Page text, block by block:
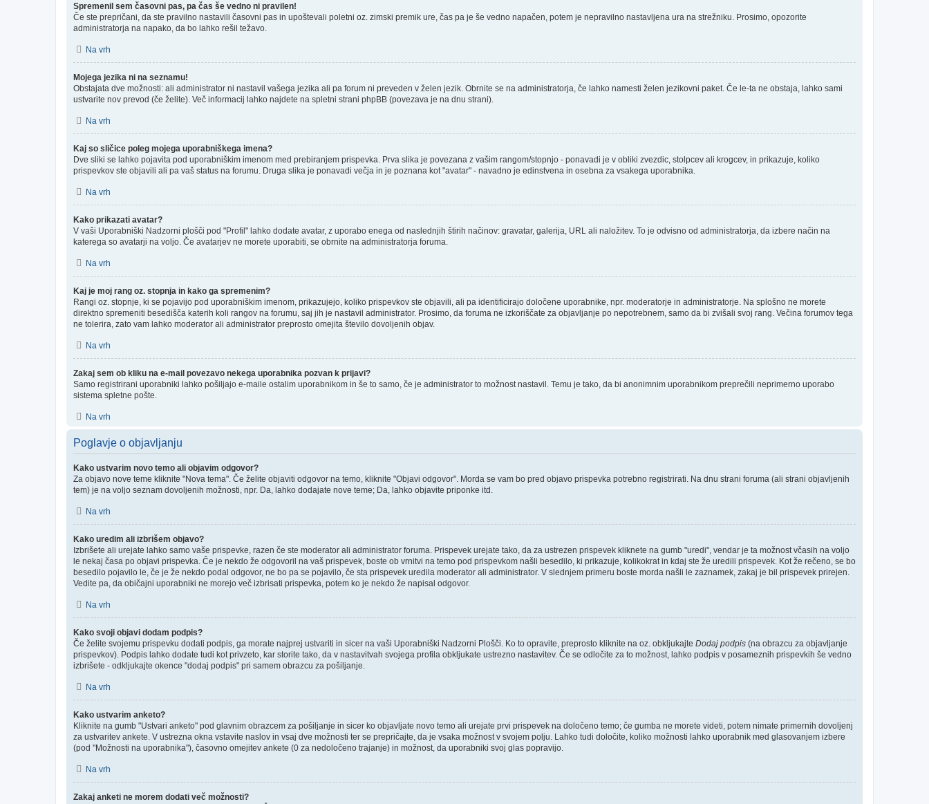
Spremenil sem časovni pas, pa čas še vedno ni pravilen!
Če ste prepričani, da ste pravilno nastavili časovni pas in upoštevali poletni oz. zimski premik ure, čas pa je še vedno napačen, potem je nepravilno nastavljena ura na strežniku. Prosimo, opozorite
administratorja na napako, da bo lahko rešil težavo.
Na vrh
Mojega jezika ni na seznamu!
Obstajata dve možnosti: ali administrator ni nastavil vašega jezika ali pa forum ni preveden v želen jezik. Obrnite se na administratorja, če lahko namesti želen jezikovni paket. Če le-ta ne obstaja, lahko sami
ustvarite nov prevod (če želite). Več informacij lahko najdete na spletni strani phpBB (povezava je na dnu strani).
Na vrh
Kaj so sličice poleg mojega uporabniškega imena?
Dve sliki se lahko pojavita pod uporabniškim imenom med prebiranjem prispevka. Prva slika je povezana z vašim rangom/stopnjo - ponavadi je v obliki zvezdic, stolpcev ali krogcev, in prikazuje, koliko
prispevkov ste objavili ali pa vaš status na forumu. Druga slika je ponavadi večja in je poznana kot "avatar" - navadno je edinstvena in osebna za vsakega uporabnika.
Na vrh
Kako prikazati avatar?
V vaši Uporabniški Nadzorni plošči pod "Profil" lahko dodate avatar, z uporabo enega od naslednjih štirih načinov: gravatar, galerija, URL ali naložitev. To je odvisno od administratorja, da izbere način na
katerega so avatarji na voljo. Če avatarjev ne morete uporabiti, se obrnite na administratorja foruma.
Na vrh
Kaj je moj rang oz. stopnja in kako ga spremenim?
Rangi oz. stopnje, ki se pojavijo pod uporabniškim imenom, prikazujejo, koliko prispevkov ste objavili, ali pa identificirajo določene uporabnike, npr. moderatorje in administratorje. Na splošno ne morete
direktno spremeniti besedišča katerih koli rangov na forumu, saj jih je nastavil administrator. Prosimo, da foruma ne izkoriščate za objavljanje po nepotrebnem, samo da bi zvišali svoj rang. Večina forumov tega
ne tolerira, zato vam lahko moderator ali administrator preprosto omejita število dovoljenih objav.
Na vrh
Zakaj sem ob kliku na e-mail povezavo nekega uporabnika pozvan k prijavi?
Samo registrirani uporabniki lahko pošiljajo e-maile ostalim uporabnikom in še to samo, če je administrator to možnost nastavil. Temu je tako, da bi anonimnim uporabnikom preprečili neprimerno uporabo
sistema spletne pošte.
Na vrh
Poglavje o objavljanju
Kako ustvarim novo temo ali objavim odgovor?
Za objavo nove teme kliknite "Nova tema". Če želite objaviti odgovor na temo, kliknite "Objavi odgovor". Morda se vam bo pred objavo prispevka potrebno registrirati. Na dnu strani foruma (ali strani objavljenih
tem) je na voljo seznam dovoljenih možnosti, npr. Da, lahko dodajate nove teme; Da, lahko objavite priponke itd.
Na vrh
Kako uredim ali izbrišem objavo?
Izbrišete ali urejate lahko samo vaše prispevke, razen če ste moderator ali administrator foruma. Prispevek urejate tako, da za ustrezen prispevek kliknete na gumb "uredi", vendar je ta možnost včasih na voljo
le nekaj časa po objavi prispevka. Če je nekdo že odgovoril na vaš prispevek, boste ob vrnitvi na temo pod prispevkom našli besedilo, ki prikazuje, kolikokrat in kdaj ste že uredili prispevek. Kot že rečeno, se bo
besedilo pojavilo le, če je že nekdo podal odgovor, ne bo pa se pojavilo, če sta prispevek uredila moderator ali administrator. V slednjem primeru boste morda našli le zaznamek, zakaj je bil prispevek prirejen.
Vedite pa, da običajni uporabniki ne morejo več izbrisati prispevka, potem ko je nekdo že napisal odgovor.
Na vrh
Kako svoji objavi dodam podpis?
Če želite svojemu prispevku dodati podpis, ga morate najprej ustvariti in sicer na vaši Uporabniški Nadzorni Plošči. Ko to opravite, preprosto kliknite na oz. obkljukajte Dodaj podpis (na obrazcu za objavljanje
prispevkov). Podpis lahko dodate tudi kot privzeto, kar storite tako, da v nastavitvah svojega profila obkljukate ustrezno nastavitev. Če se odločite za to možnost, lahko podpis v posameznih prispevkih še vedno
izbrišete - odkljukajte okence "dodaj podpis" pri samem obrazcu za pošiljanje.
Na vrh
Kako ustvarim anketo?
Kliknite na gumb "Ustvari anketo" pod glavnim obrazcem za pošiljanje in sicer ko objavljate novo temo ali urejate prvi prispevek na določeno temo; če gumba ne morete videti, potem nimate primernih dovoljenj
za ustvaritev ankete. V ustrezna okna vstavite naslov in vsaj dve možnosti ter se prepričajte, da je vsaka možnost v svojem polju. Lahko tudi določite, koliko možnosti lahko uporabnik med glasovanjem izbere
(pod "Možnosti na uporabnika"), časovno omejitev ankete (0 za nedoločeno trajanje) in možnost, da uporabniki svoj glas popravijo.
Na vrh
Zakaj anketi ne morem dodati več možnosti?